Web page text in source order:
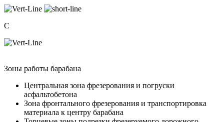
C
Зоны работы барабана
Центральная зона фрезерования и погруски
асфальтобетона
Зона фронтального фрезерования и транспортировка
материала к центру барабана